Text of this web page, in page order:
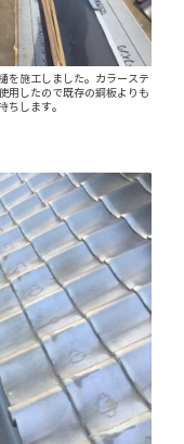
を施工しました。カラーステ
用したので既存の銅板よりも
ちします。